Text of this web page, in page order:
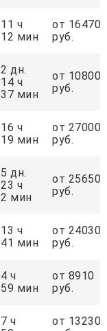
11 ч
12 мин
от 16470
руб.
2 дн.
14 ч
37 мин
от 108000
руб.
16 ч
19 мин
от 27000
руб.
5 дн.
23 ч
2 мин
от 256500
руб.
13 ч
41 мин
от 24030
руб.
4 ч
59 мин
от 8910
руб.
7 ч
от 13230